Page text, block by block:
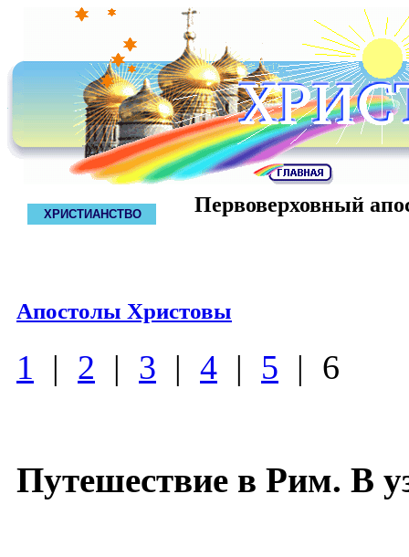
ХРИСТИАНСТВО Первоверховный
Апостолы Христовы
1 | 2 | 3 | 4 | 5 | 6
Путешествие в Рим. В